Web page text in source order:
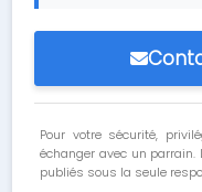
Pour votre sécurité,
échanger avec un
publiés sous la seule